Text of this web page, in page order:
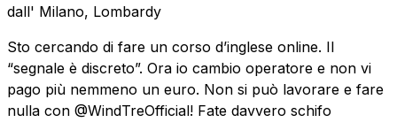
dall' Milano, Lombardy
Sto cercando di fare un corso d’inglese online. Il
“segnale è discreto”. Ora io cambio operatore e non vi
pago più nemmeno un euro. Non si può lavorare e fare
nulla con @WindTreOfficial! Fate davvero schifo